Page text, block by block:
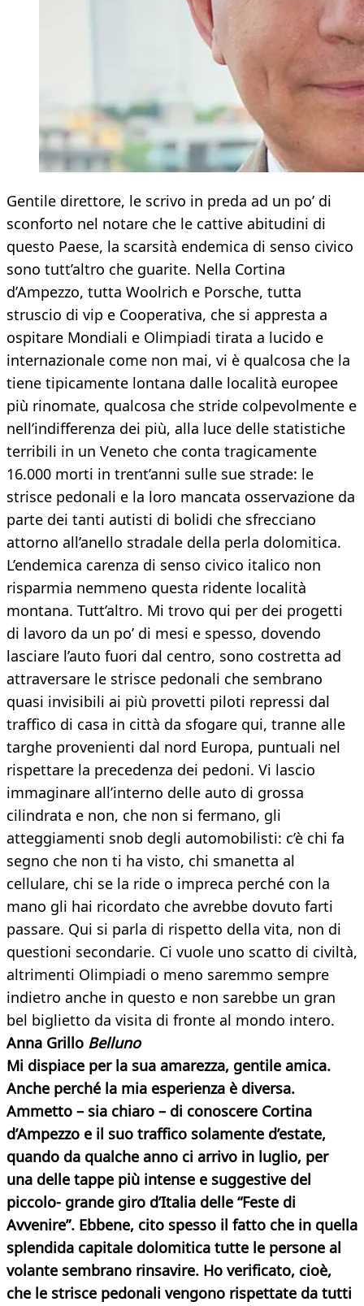
Gentile direttore, le scrivo in preda ad un po’ di
sconforto nel notare che le cattive abitudini di
questo Paese, la scarsità endemica di senso civico
sono tutt’altro che guarite. Nella Cortina
d’Ampezzo, tutta Woolrich e Porsche, tutta
struscio di vip e Cooperativa, che si appresta a
ospitare Mondiali e Olimpiadi tirata a lucido e
internazionale come non mai, vi è qualcosa che la
tiene tipicamente lontana dalle località europee
più rinomate, qualcosa che stride colpevolmente e
nell’indifferenza dei più, alla luce delle statistiche
terribili in un Veneto che conta tragicamente
16.000 morti in trent’anni sulle sue strade: le
strisce pedonali e la loro mancata osservazione da
parte dei tanti autisti di bolidi che sfrecciano
attorno all’anello stradale della perla dolomitica.
L’endemica carenza di senso civico italico non
risparmia nemmeno questa ridente località
montana. Tutt’altro. Mi trovo qui per dei progetti
di lavoro da un po’ di mesi e spesso, dovendo
lasciare l’auto fuori dal centro, sono costretta ad
attraversare le strisce pedonali che sembrano
quasi invisibili ai più provetti piloti repressi dal
traffico di casa in città da sfogare qui, tranne alle
targhe provenienti dal nord Europa, puntuali nel
rispettare la precedenza dei pedoni. Vi lascio
immaginare all’interno delle auto di grossa
cilindrata e non, che non si fermano, gli
atteggiamenti snob degli automobilisti: c’è chi fa
segno che non ti ha visto, chi smanetta al
cellulare, chi se la ride o impreca perché con la
mano gli hai ricordato che avrebbe dovuto farti
passare. Qui si parla di rispetto della vita, non di
questioni secondarie. Ci vuole uno scatto di civiltà,
altrimenti Olimpiadi o meno saremmo sempre
indietro anche in questo e non sarebbe un gran
bel biglietto da visita di fronte al mondo intero.
Anna Grillo Belluno
Mi dispiace per la sua amarezza, gentile amica.
Anche perché la mia esperienza è diversa.
Ammetto – sia chiaro – di conoscere Cortina
d’Ampezzo e il suo traffico solamente d’estate,
quando da qualche anno ci arrivo in luglio, per
una delle tappe più intense e suggestive del
piccolo- grande giro d’Italia delle “Feste di
Avvenire”. Ebbene, cito spesso il fatto che in quella
splendida capitale dolomitica tutte le persone al
volante sembrano rinsavire. Ho verificato, cioè,
che le strisce pedonali vengono rispettate da tutti